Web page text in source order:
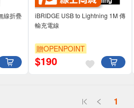
線折疊
iBRIDGE USB to Lightning 1M 傳
輸充電線
贈OPENPOINT
$190
1